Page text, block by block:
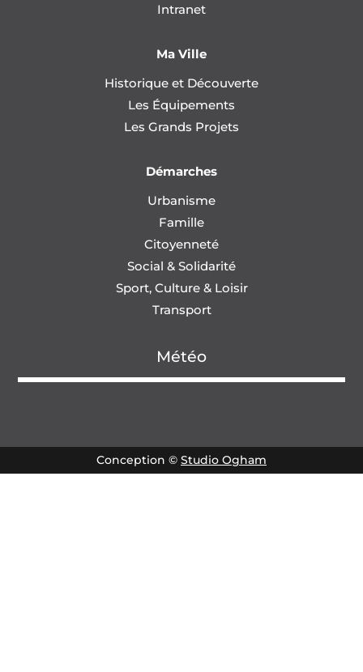
Intranet
Ma Ville
Historique et Découverte
Les Équipements
Les Grands Projets
Démarches
Urbanisme
Famille
Citoyenneté
Social & Solidarité
Sport, Culture & Loisir
Transport
Météo
Conception © Studio Ogham